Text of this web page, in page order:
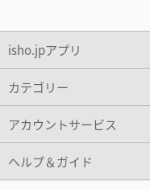
isho.jpアプリ
カテゴリー
アカウントサービス
ヘルプ＆ガイド